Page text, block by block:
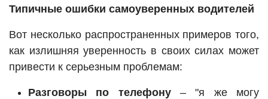
Типичные ошибки самоуверенных водителей
Вот несколько распространенных примеров того,
как излишняя уверенность в своих силах может
привести к серьезным проблемам:
Разговоры по телефону– "я же могу